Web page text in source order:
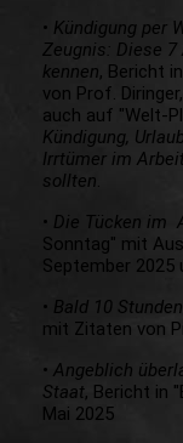
• Kündigung per
Zeugnis: Diese
kennen, Bericht
von Prof.
auch auf "Welt-
Kündigung,
Irrtümer im
sollten.
• Die Tücken im
Sonntag" mit
September 2025
• Bald 10
mit Zitaten von
• Angeblich
Staat, Bericht in
Mai 2025